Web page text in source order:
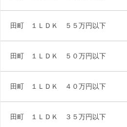
田町 １ＬＤＫ ５５万円以下
田町 １ＬＤＫ ５０万円以下
田町 １ＬＤＫ ４０万円以下
田町 １ＬＤＫ ３５万円以下